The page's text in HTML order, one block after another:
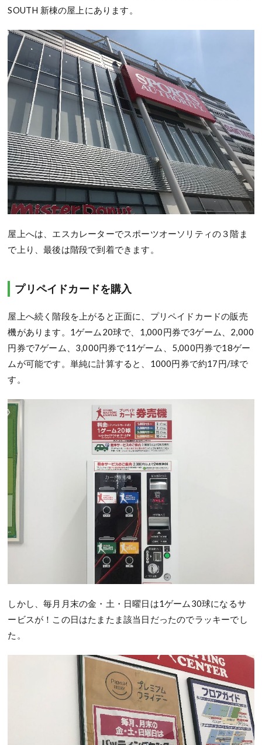
SOUTH 新棟の屋上にあります。
屋上へは、エスカレーターでスポーツオーソリティの３階ま
で上り、最後は階段で到着できます。
プリペイドカードを購入
屋上へ続く階段を上がると正面に、プリペイドカードの販売
機があります。1ゲーム20球で、1,000円券で3ゲーム、2,000
円券で7ゲーム、3,000円券で11ゲーム、5,000円券で18ゲー
ムが可能です。単純に計算すると、1000円券で約17円/球で
す。
しかし、毎月月末の金・土・日曜日は1ゲーム30球になるサ
ービスが！この日はたまたま該当日だったのでラッキーでし
た。